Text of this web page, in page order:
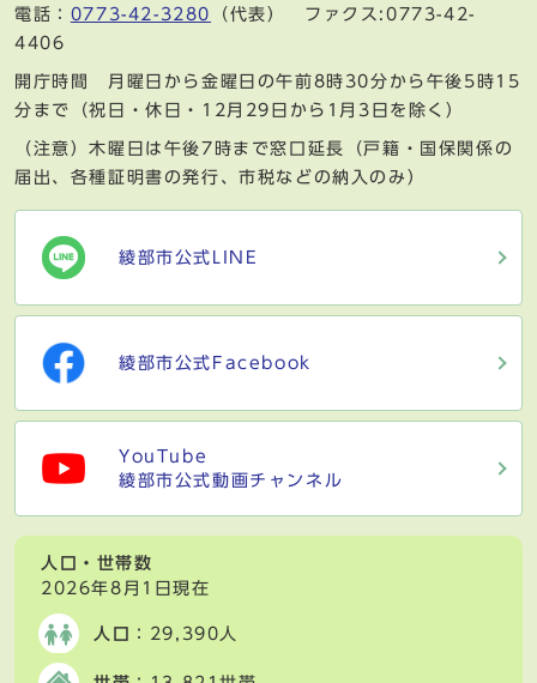
電話： 0773-42-3280
（代表） ファクス:0773-42-
4406
開庁時間 月曜日から金曜日の午前8時30分から午後5時15
分まで（祝日・休日・12月29日から1月3日を除く）
（注意）木曜日は午後7時まで窓口延長（戸籍・国保関係の
届出、各種証明書の発行、市税などの納入のみ）
綾部市公式LINE
綾部市公式Facebook
YouTube
綾部市公式動画チャンネル
人口・世帯数
2026年8月1日現在
人口 ：29,390人